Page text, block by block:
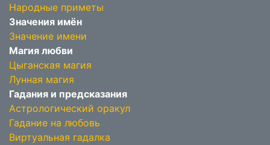
Народные приметы
Значения имён
Значение имени
Магия любви
Цыганская магия
Лунная магия
Гадания и предсказания
Астрологический оракул
Гадание на любовь
Виртуальная гадалка